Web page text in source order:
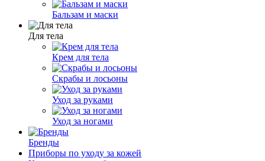
Бальзам и маски
Для тела
Крем для тела
Скрабы и лосьоны
Уход за руками
Уход за ногами
Бренды
Приборы по уходу за кожей